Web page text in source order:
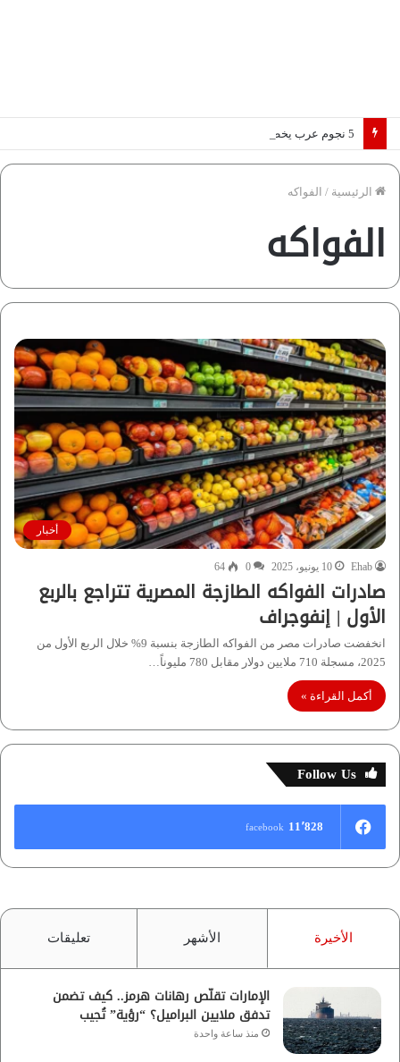
الرئيسية / الفواكه
الفواكه
أخبار
Ehab 10 يونيو، 2025 0
64
صادرات الفواكه الطازجة المصرية تتراجع بالربع
الأول | إنفوجراف
انخفضت صادرات مصر من الفواكه الطازجة بنسبة 9% خلال الربع الأول من
2025، مسجلة 710 ملايين دولار مقابل 780 مليوناً…
أكمل القراءة »
Follow Us
11٬828 facebook
الأخيرة الأشهر تعليقات
الإمارات تقلّص رهانات هرمز.. كيف تضمن
تدفق ملايين البراميل؟ “رؤية” تُجيب
منذ ساعة واحدة